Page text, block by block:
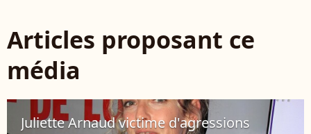
Articles proposant ce
média
Juliette Arnaud victime d'agressions